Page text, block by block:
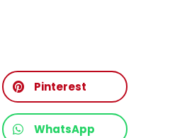
Pinterest
WhatsApp